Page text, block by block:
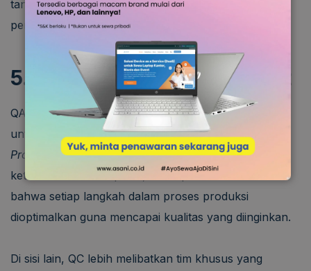
tanggung jawab QC berfokus pada inspeksi dan
pengujian produk yang sudah jadi.
5. Pihak-Pihak yang Terlibat
QA melibatkan semua anggota tim dalam perusahaan
untuk memahami dan mengikutiStandard Operating
Procedure(SOP) yang telah ditetapkan. Dengan
keterlibatan semua pihak, QA dapat memastikan
bahwa setiap langkah dalam proses produksi
dioptimalkan guna mencapai kualitas yang diinginkan.
Di sisi lain, QC lebih melibatkan tim khusus yang